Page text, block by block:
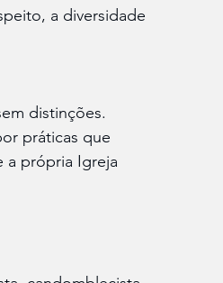
a diversidade
distinções.
práticas que
a própria Igreja